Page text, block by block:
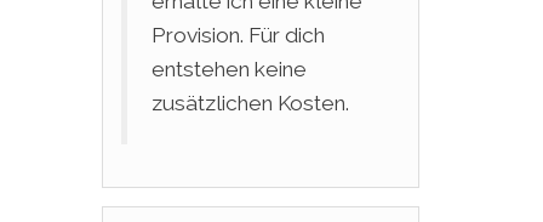
Provision. Für dich
entstehen keine
zusätzlichen Kosten.